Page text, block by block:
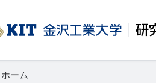
研
ホーム